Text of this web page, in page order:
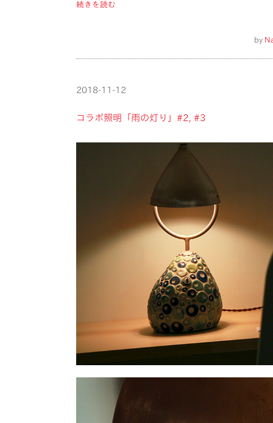
続きを読む
by
2018-11-12
コラボ照明「雨の灯り」#2, #3